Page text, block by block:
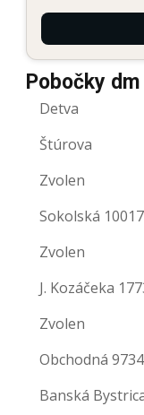
Pobočky
Detva
Štúrova
Zvolen
Sokolská 10017
Zvolen
J. Kozáčeka
Zvolen
Obchodná 9734
Banská